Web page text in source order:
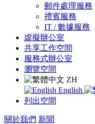
郵件處理服務
禮賓服務
IT / 數據服務
虛擬辦公室
共享工作空間
服務式辦公室
瀏覽空間
ZH
English
列出空間
關於我們 新聞